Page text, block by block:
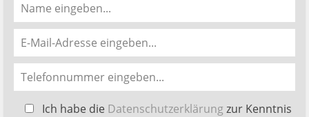
Bitte Ich habe die Datenschutzerklärungzur Kenntnis